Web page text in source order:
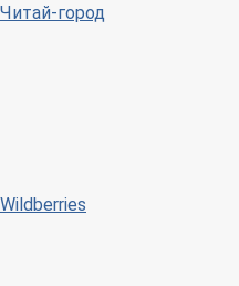
Читай-город
Wildberries